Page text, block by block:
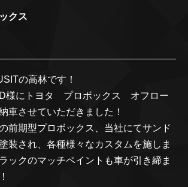
クス
の高林です！
様にトヨタ プロボックス オフロー
車させていただきました！
前期型プロボックス、当社にてサンド
装され、各種様々なカスタムを施しま
ックのマッチペイントも車が引き締ま